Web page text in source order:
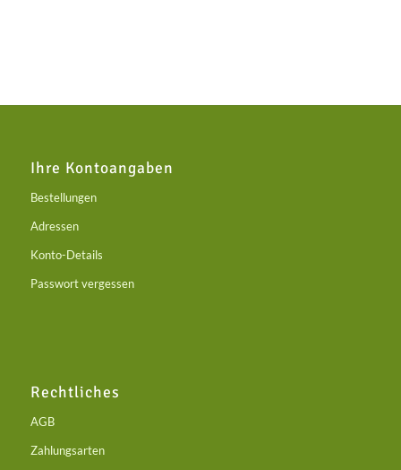
Ihre Kontoangaben
Bestellungen
Adressen
Konto-Details
Passwort vergessen
Rechtliches
AGB
Zahlungsarten